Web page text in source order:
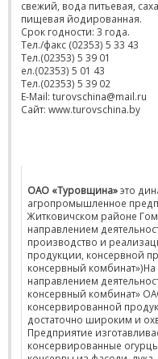
свежий, вода питьевая,
пищевая йодированная.
Срок годности: 3 года.
Тел./факс (02353) 5 33 43
Тел.(02353) 5 39 01
ел.(02353) 5 01 43
Тел.(02353) 5 39 02
E-Mail: turovschina@mail.ru
Сайт: www.turovschina.by
ОАО «Туровщина»это
агропромышленное
Житковичском районе
направлением
производство и
продукции, консервной
консервный
направлением
консервный комбинат»
консервированной
достаточно широким и
Предприятие
консервированные